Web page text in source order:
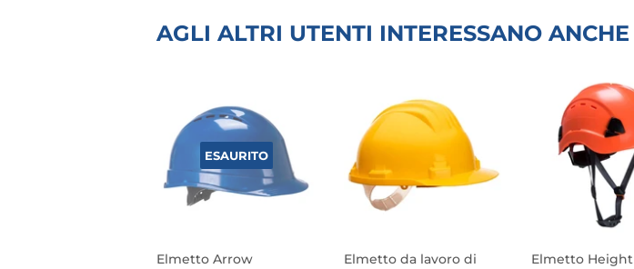
AGLI ALTRI UTENTI INTERESSANO ANCHE
ESAURITO
Elmetto Arrow
Elmetto da lavoro di
Elmetto Height